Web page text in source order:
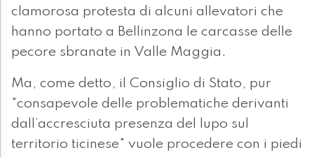
clamorosa protesta di alcuni allevatori che
hanno portato a Bellinzona le carcasse delle
pecore sbranate in Valle Maggia.
Ma, come detto, il Consiglio di Stato, pur
"consapevole delle problematiche derivanti
dall’accresciuta presenza del lupo sul
territorio ticinese" vuole procedere con i piedi